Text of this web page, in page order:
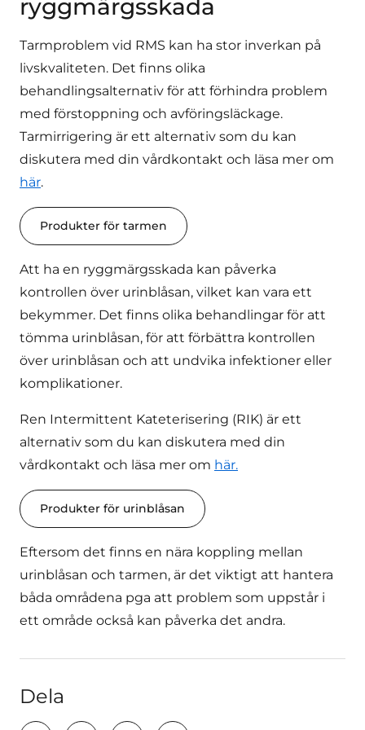
ryggmärgsskada
Tarmproblem vid RMS kan ha stor inverkan på
livskvaliteten. Det finns olika
behandlingsalternativ för att förhindra problem
med förstoppning och avföringsläckage.
Tarmirrigering är ett alternativ som du kan
diskutera med din vårdkontakt och läsa mer om
här.
Produkter för tarmen
Att ha en ryggmärgsskada kan påverka
kontrollen över urinblåsan, vilket kan vara ett
bekymmer. Det finns olika behandlingar för att
tömma urinblåsan, för att förbättra kontrollen
över urinblåsan och att undvika infektioner eller
komplikationer.
Ren Intermittent Kateterisering (RIK) är ett
alternativ som du kan diskutera med din
vårdkontakt och läsa mer om här.
Produkter för urinblåsan
Eftersom det finns en nära koppling mellan
urinblåsan och tarmen, är det viktigt att hantera
båda områdena pga att problem som uppstår i
ett område också kan påverka det andra.
Dela